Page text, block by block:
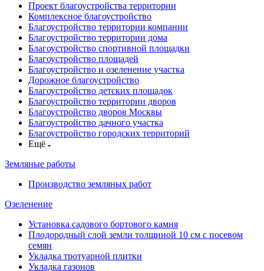
Проект благоустройства территории
Комплексное благоустройство
Благоустройство территории компании
Благоустройство территории дома
Благоустройство спортивной площадки
Благоустройство площадей
Благоустройство и озеленение участка
Дорожное благоустройство
Благоустройство детских площадок
Благоустройство территории дворов
Благоустройство дворов Москвы
Благоустройство дачного участка
Благоустройство городских территорий
Ещё
Земляные работы
Производство земляных работ
Озеленение
Установка садового бортового камня
Плодородный слой земли толщиной 10 см с посевом
семян
Укладка тротуарной плитки
Укладка газонов